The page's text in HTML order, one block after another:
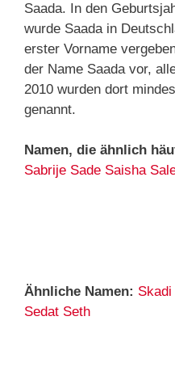
Saada. In den
wurde Saada in
erster Vorname
der Name Saada vor,
2010 wurden dort
genannt.
Namen, die ähnlich
Sabrije Sade Saisha
Ähnliche Namen: Skadi
Sedat Seth